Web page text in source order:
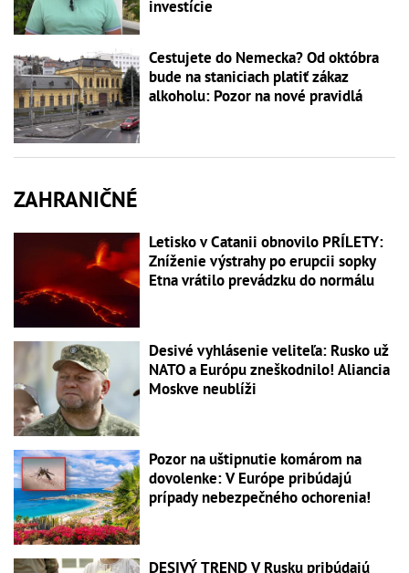
investície
Cestujete do Nemecka? Od októbra
bude na staniciach platiť zákaz
alkoholu: Pozor na nové pravidlá
ZAHRANIČNÉ
Letisko v Catanii obnovilo PRÍLETY:
Zníženie výstrahy po erupcii sopky
Etna vrátilo prevádzku do normálu
Desivé vyhlásenie veliteľa: Rusko už
NATO a Európu zneškodnilo! Aliancia
Moskve neublíži
Pozor na uštipnutie komárom na
dovolenke: V Európe pribúdajú
prípady nebezpečného ochorenia!
DESIVÝ TREND V Rusku pribúdajú